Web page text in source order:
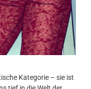
Kategorie – sie ist